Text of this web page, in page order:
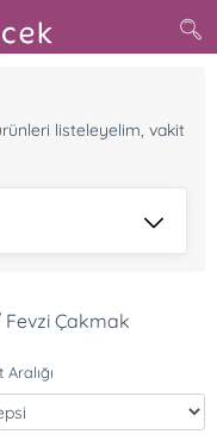
listeleyelim, vakit
Çakmak
Aralığı